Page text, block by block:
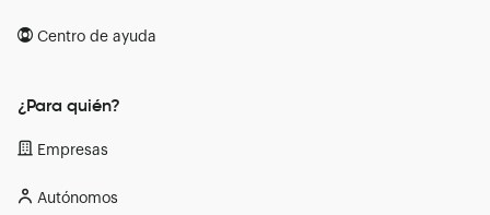
Centro de ayuda
¿Para quién?
Empresas
Autónomos